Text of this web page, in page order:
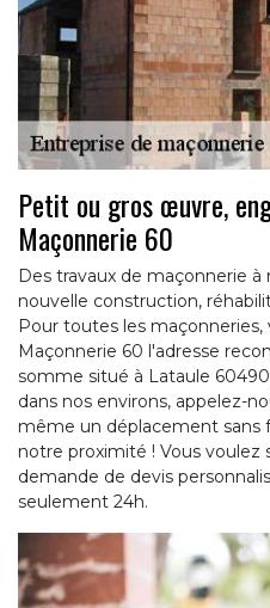
Petit ou gros œuvre,
Maçonnerie 60
Des travaux de maçonnerie à
nouvelle construction,
Pour toutes les
Maçonnerie 60 l'adresse
somme situé à Lataule
dans nos environs, appelez-
même un déplacement sans
notre proximité ! Vous voulez
demande de devis
seulement 24h.